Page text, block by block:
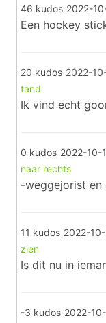
46 kudos 2022-
Een hockey
20 kudos 2022-
tand
Ik vind echt
0 kudos 2022-10-
naar rechts
-weggejorist
11 kudos 2022-
zien
Is dit nu in
-3 kudos 2022-